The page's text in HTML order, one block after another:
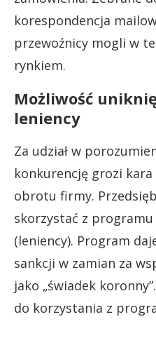
korespondencja
przewoźnicy mogli w
rynkiem.
Możliwość
leniency
Za udział w
konkurencję grozi
obrotu firmy.
skorzystać z programu
(leniency). Program
sankcji w zamian za
jako „świadek
do korzystania z